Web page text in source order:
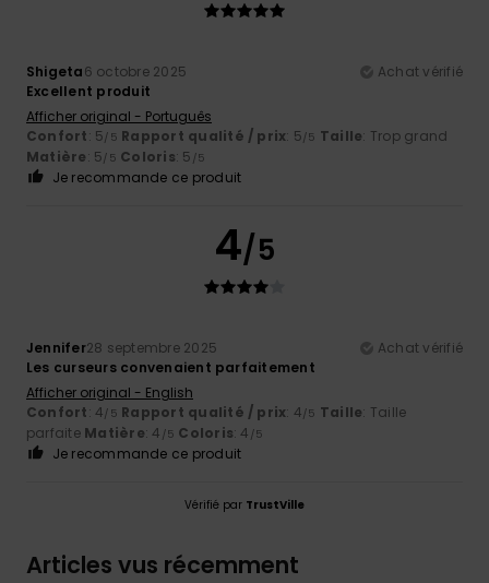
Shigeta6 octobre 2025
Achat vérifié
Excellent produit
Afficher original - Português
Confort: 5/5 Rapport qualité / prix: 5/5 Taille: Trop grand
Matière: 5/5 Coloris: 5 /5
Je recommande ce produit
4/5
Jennifer28 septembre 2025
Achat vérifié
Les curseurs convenaient parfaitement
Afficher original - English
Confort: 4/5 Rapport qualité / prix: 4/5 Taille: Taille
parfaite Matière: 4 /5 Coloris: 4 /5
Je recommande ce produit
Vérifié par TrustVille
Articles vus récemment